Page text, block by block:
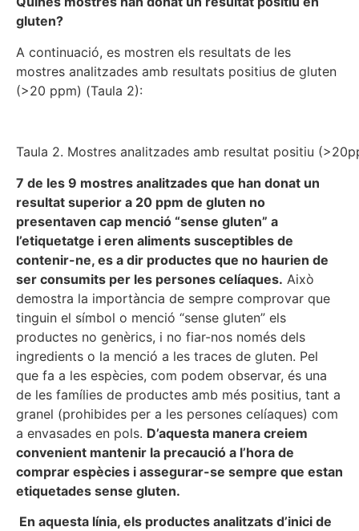
gluten?
A continuació, es mostren els resultats de les
mostres analitzades amb resultats positius de gluten
(>20 ppm) (Taula 2):
Taula 2. Mostres analitzades amb resultat positiu
7 de les 9 mostres analitzades que han donat un
resultat superior a 20 ppm de gluten no
presentaven cap menció “sense gluten” a
l’etiquetatge i eren aliments susceptibles de
contenir-ne, es a dir productes que no haurien de
ser consumits per les persones celíaques. Això
demostra la importància de sempre comprovar que
tinguin el símbol o menció “sense gluten” els
productes no genèrics, i no fiar-nos només dels
ingredients o la menció a les traces de gluten. Pel
que fa a les espècies, com podem observar, és una
de les famílies de productes amb més positius, tant a
granel (prohibides per a les persones celíaques) com
a envasades en pols. D’aquesta manera creiem
convenient mantenir la precaució a l’hora de
comprar espècies i assegurar-se sempre que estan
etiquetades sense gluten.
En aquesta línia, els productes analitzats d’inici de